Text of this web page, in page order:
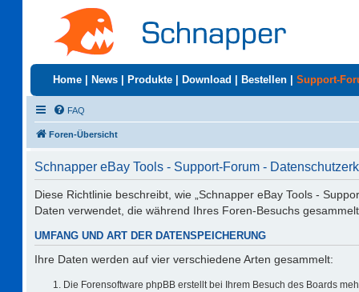
Home News Produkte Download Bestellen Support-
FAQ
Foren-Übersicht
Schnapper eBay Tools - Support-Forum -
Diese Richtlinie beschreibt, wie „Schnapper eBay Tools -
Daten verwendet, die während Ihres Foren-Besuchs
UMFANG UND ART DER DATENSPEICHERUNG
Ihre Daten werden auf vier verschiedene Arten gesammelt:
Die Forensoftware phpBB erstellt bei Ihrem Besuch des Boards